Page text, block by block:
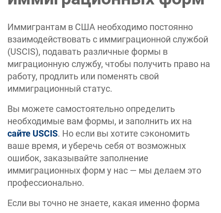
Иммигрантам в США необходимо постоянно
взаимодействовать с иммиграционной службой
(USCIS), подавать различные формы в
миграционную службу, чтобы получить право на
работу, продлить или поменять свой
иммиграционный статус.
Вы можете самостоятельно определить
необходимые вам формы, и заполнить их на
сайте USCIS. Но если вы хотите сэкономить
ваше время, и уберечь себя от возможных
ошибок, заказывайте заполнение
иммиграционных форм у нас — мы делаем это
профессионально.
Если вы точно не знаете, какая именно форма